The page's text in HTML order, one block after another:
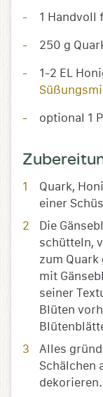
1 Handvoll
250 g
1-2 EL
optional 1
Quark,
einer
Die
schütteln,
zum Quark
mit
seiner
Blüten
Alles
Schälchen
dekorieren.